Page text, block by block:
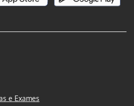
e Exames